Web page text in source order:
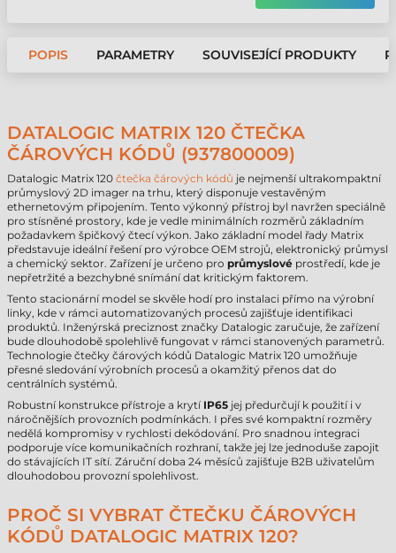
POPIS PARAMETRY SOUVISEJÍCÍ PRODUKTY
DATALOGIC MATRIX 120 ČTEČKA
ČÁROVÝCH KÓDŮ (937800009)
Datalogic Matrix 120 čtečka čárových kódů je nejmenší ultrakompaktní
průmyslový 2D imager na trhu, který disponuje vestavěným
ethernetovým připojením. Tento výkonný přístroj byl navržen speciálně
pro stísněné prostory, kde je vedle minimálních rozměrů základním
požadavkem špičkový čtecí výkon. Jako základní model řady Matrix
představuje ideální řešení pro výrobce OEM strojů, elektronický průmysl
a chemický sektor. Zařízení je určeno pro průmyslové prostředí, kde je
nepřetržité a bezchybné snímání dat kritickým faktorem.
Tento stacionární model se skvěle hodí pro instalaci přímo na výrobní
linky, kde v rámci automatizovaných procesů zajišťuje identifikaci
produktů. Inženýrská preciznost značky Datalogic zaručuje, že zařízení
bude dlouhodobě spolehlivě fungovat v rámci stanovených parametrů.
Technologie čtečky čárových kódů Datalogic Matrix 120 umožňuje
přesné sledování výrobních procesů a okamžitý přenos dat do
centrálních systémů.
Robustní konstrukce přístroje a krytí IP65 jej předurčují k použití i v
náročnějších provozních podmínkách. I přes své kompaktní rozměry
nedělá kompromisy v rychlosti dekódování. Pro snadnou integraci
podporuje více komunikačních rozhraní, takže jej lze jednoduše zapojit
do stávajících IT sítí. Záruční doba 24 měsíců zajišťuje B2B uživatelům
dlouhodobou provozní spolehlivost.
PROČ SI VYBRAT ČTEČKU ČÁROVÝCH
KÓDŮ DATALOGIC MATRIX 120?